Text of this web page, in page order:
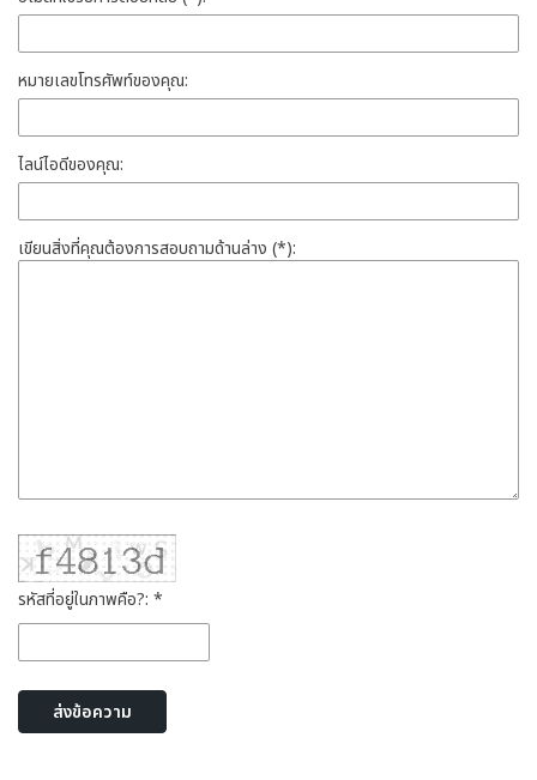
หมายเลขโทรศัพท์ของคุณ:
ไลน์ไอดีของคุณ:
เขียนสิ่งที่คุณต้องการสอบถามด้านล่าง (*):
รหัสที่อยู่ในภาพคือ?: *
ส่งข้อความ